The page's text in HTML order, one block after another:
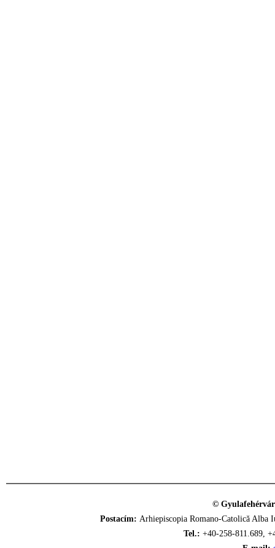
©
Postacím: Arhiepiscopia Romano-Catolică
Tel.: +40-258-811.689,